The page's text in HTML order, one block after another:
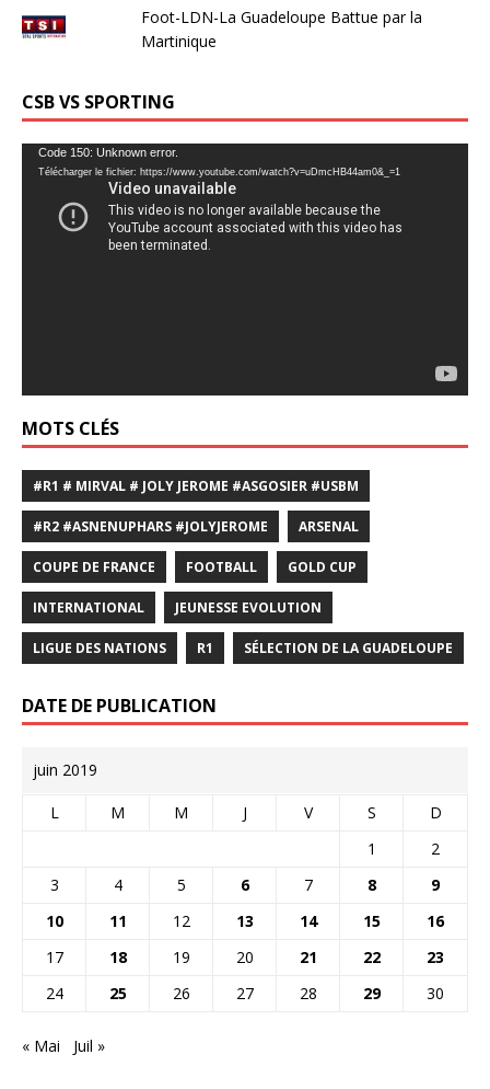
Foot-LDN-La Guadeloupe Battue par la
Martinique
CSB VS SPORTING
Lecteur
vidéo
Code 150: Unknown error.
Télécharger le fichier: https://www.youtube.com/watch?v=uDmcHB44am0&_=1
MOTS CLÉS
#R1 # MIRVAL # JOLY JEROME #ASGOSIER #USBM
#R2 #ASNENUPHARS #JOLYJEROME ARSENAL
COUPE DE FRANCE FOOTBALL GOLD CUP
INTERNATIONAL JEUNESSE EVOLUTION
LIGUE DES NATIONS R1 SÉLECTION DE LA GUADELOUPE
DATE DE PUBLICATION
juin 2019
L M M J V S
D
1
2
3
4 5 6 7 8
9
10
11 12 13 14 15
16
17
18 19 20 21 22
23
24
25 26 27 28 29 30
« Mai Juil »